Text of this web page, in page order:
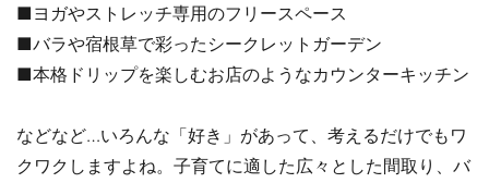
■ヨガやストレッチ専用のフリースペース
■バラや宿根草で彩ったシークレットガーデン
■本格ドリップを楽しむお店のようなカウンターキッチン
などなど…いろんな「好き」があって、考えるだけでもワ
クワクしますよね。子育てに適した広々とした間取り、バ